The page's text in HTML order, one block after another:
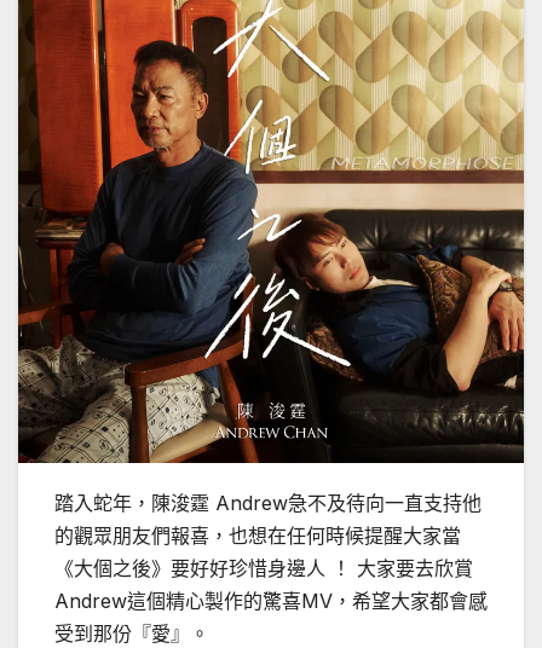
踏入蛇年，陳浚霆 Andrew急不及待向一直支持他
的觀眾朋友們報喜，也想在任何時候提醒大家當
《大個之後》要好好珍惜身邊人 ！ 大家要去欣賞
Andrew這個精心製作的驚喜MV，希望大家都會感
受到那份『愛』。